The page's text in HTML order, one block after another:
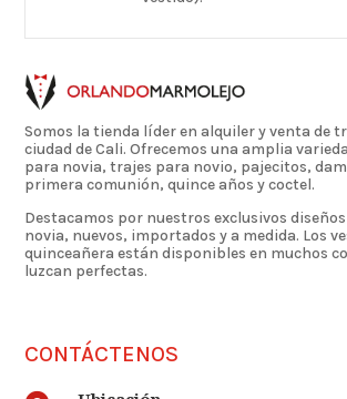
Somos la tienda líder en alquiler y venta de
ciudad de Cali. Ofrecemos una amplia
para novia, trajes para novio, pajecitos,
primera comunión, quince años y coctel.
Destacamos por nuestros exclusivos
novia, nuevos, importados y a medida. Los
quinceañera están disponibles en muchos
luzcan perfectas.
CONTÁCTENOS